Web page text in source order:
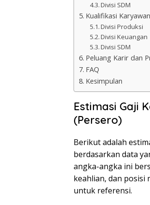
Divisi SDM
Kualifikasi Karyawan
Divisi Produksi
Divisi Keuangan
Divisi SDM
Peluang Karir dan
FAQ
Kesimpulan
Estimasi Gaji
(Persero)
Berikut adalah
berdasarkan data
angka-angka ini
keahlian, dan posisi
untuk referensi.